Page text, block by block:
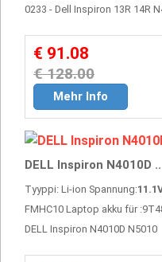
0233 - Dell Inspiron 13R 14R
€ 91.08
€ 128.00
Mehr Info
DELL Inspiron N4010D
Tyyppi: Li-ion Spannung:
FMHC10 Laptop akku für
DELL Inspiron N4010D N5010